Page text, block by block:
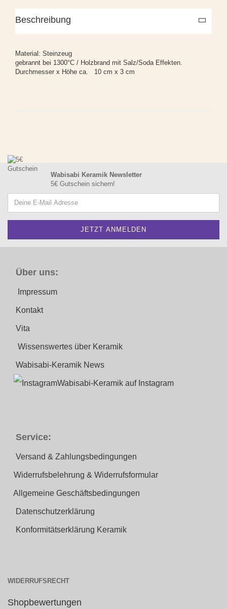
Beschreibung
Material: Steinzeug
gebrannt bei 1300°C / Holzbrand mit Salz/Soda Effekten.
Durchmesser x Höhe ca. 10 cm x 3 cm
Wabisabi Keramik Newsletter
5€ Gutschein sichern!
Über uns:
Impressum
Kontakt
Vita
Wissenswertes über Keramik
Wabisabi-Keramik News
Wabisabi-Keramik auf Instagram
Service:
Versand & Zahlungsbedingungen
Widerrufsbelehrung & Widerrufsformular
Allgemeine Geschäftsbedingungen
Datenschutzerklärung
Konformitätserklärung Keramik
WIDERRUFSRECHT
Shopbewertungen